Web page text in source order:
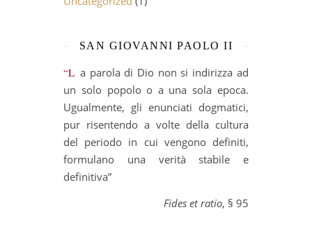
SAN GIOVANNI PAOLO II
“La parola di Dio non si indirizza ad
un solo popolo o a una sola epoca.
Ugualmente, gli enunciati dogmatici,
pur risentendo a volte della cultura
del periodo in cui vengono definiti,
formulano una verità stabile e
definitiva”
Fides et ratio, § 95